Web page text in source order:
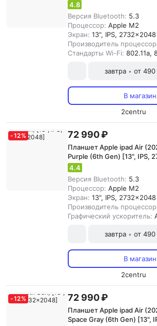
4.8
Версия Bluetooth: 5.3
Процессор: Apple M2
Экран: 13", IPS, 2732x2048
Производитель
Стандарты Wi-Fi: 802.11a,
завтра • от
В магазин
2centru
-12% 72 990 ₽
Планшет Apple ipad Air
Purple (6th Gen) [13", IPS,
4.4
Версия Bluetooth: 5.3
Процессор: Apple M2
Экран: 13", IPS, 2732x2048
Производитель
Графический ускоритель:
завтра • от
В магазин
2centru
-12% 72 990 ₽
Планшет Apple ipad Air
Space Gray (6th Gen) [13",